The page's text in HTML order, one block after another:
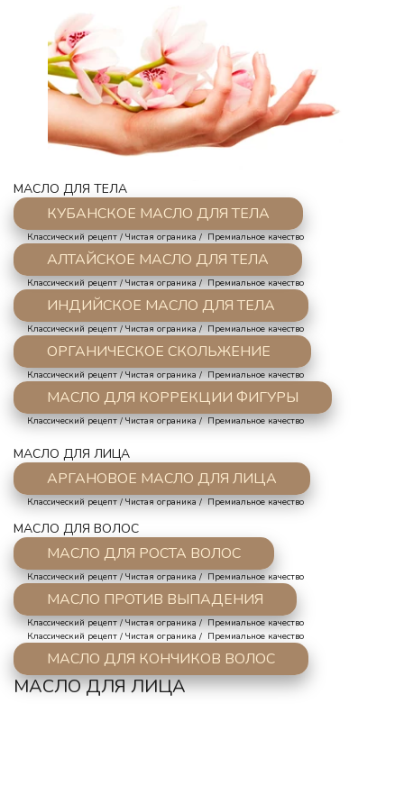
МАСЛО ДЛЯ ТЕЛА
КУБАНСКОЕ МАСЛО ДЛЯ ТЕЛА
     Классический рецепт / Чистая ограника /  Премиальное качество
АЛТАЙСКОЕ МАСЛО ДЛЯ ТЕЛА
     Классический рецепт / Чистая ограника /  Премиальное качество
ИНДИЙСКОЕ МАСЛО ДЛЯ ТЕЛА
     Классический рецепт / Чистая ограника /  Премиальное качество
ОРГАНИЧЕСКОЕ СКОЛЬЖЕНИЕ
     Классический рецепт / Чистая ограника /  Премиальное качество
МАСЛО ДЛЯ КОРРЕКЦИИ ФИГУРЫ
     Классический рецепт / Чистая ограника /  Премиальное качество
МАСЛО ДЛЯ ЛИЦА
АРГАНОВОЕ МАСЛО ДЛЯ ЛИЦА
     Классический рецепт / Чистая ограника /  Премиальное качество
МАСЛО ДЛЯ ВОЛОС
МАСЛО ДЛЯ РОСТА ВОЛОС
     Классический рецепт / Чистая ограника /  Премиальное качество
МАСЛО ПРОТИВ ВЫПАДЕНИЯ
     Классический рецепт / Чистая ограника /  Премиальное качество
     Классический рецепт / Чистая ограника /  Премиальное качество
МАСЛО ДЛЯ КОНЧИКОВ ВОЛОС
МАСЛО ДЛЯ ЛИЦА